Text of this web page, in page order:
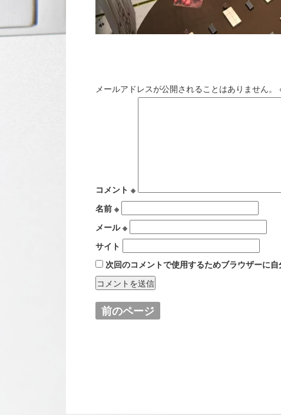
メールアドレスが公開されることはありません。
コメント ※
名前 ※
メール※
サイト
次回のコメントで使用するためブラウザーに
前のページ